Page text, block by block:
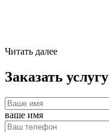
Читать далее
Заказать услугу
ваше имя